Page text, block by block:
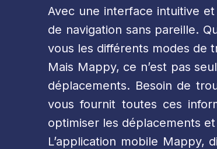
Avec une interface intuitive
de navigation sans pareille.
vous les différents modes de
Mais Mappy, ce n’est pas
déplacements. Besoin de
vous fournit toutes ces
optimiser les déplacements
L’application mobile Mappy,